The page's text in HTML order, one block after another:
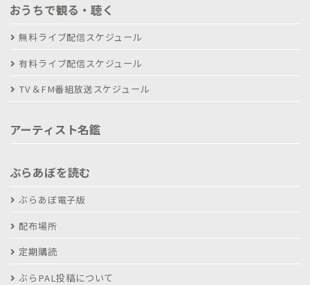
おうちで観る・聴く
無料ライブ配信スケジュール
有料ライブ配信スケジュール
TV＆FM番組放送スケジュール
アーティスト名鑑
ぶらあぼを読む
ぶらあぼ電子版
配布場所
定期購読
ぶらPAL投稿について